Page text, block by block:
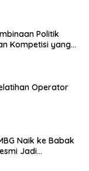
Politik
Kompetisi yang
Operator
Naik ke Babak
Jadi